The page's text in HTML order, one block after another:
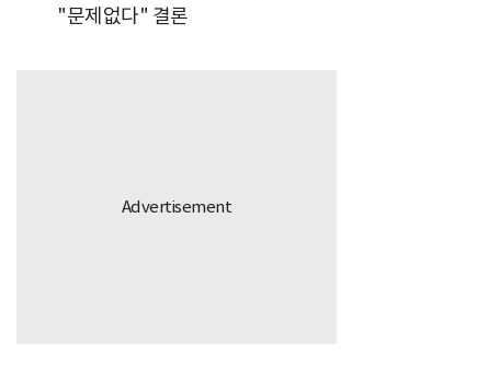
"문제없다" 결론